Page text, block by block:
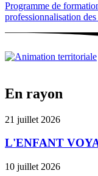
Programme de
professionnalisation
En rayon
21 juillet 2026
L'ENFANT
10 juillet 2026